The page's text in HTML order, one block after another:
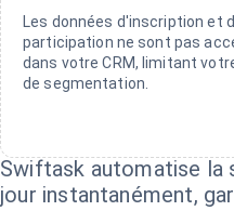
Les données d'inscription et
participation ne sont pas
dans votre CRM, limitant
de segmentation.
Swiftask automatise la
jour instantanément,